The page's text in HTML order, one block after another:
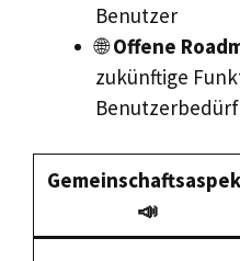
Benutzer
🌐Offene
zukünftige
📣